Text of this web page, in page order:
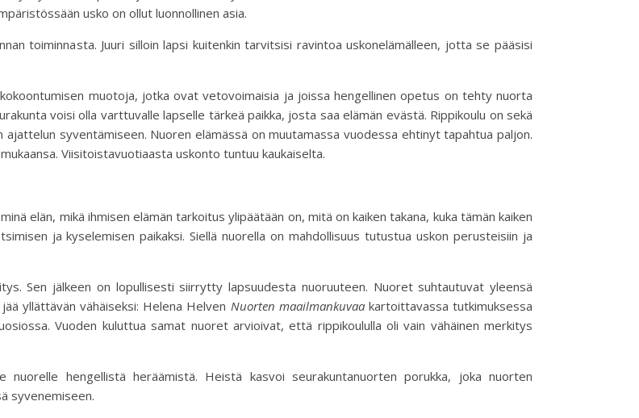
usko on ollut luonnollinen asia.
toiminnasta. Juuri silloin lapsi kuitenkin tarvitsisi ravintoa uskonelämälleen, jotta se pääsisi
muotoja, jotka ovat vetovoimaisia ja joissa hengellinen opetus on tehty nuorta
voisi olla varttuvalle lapselle tärkeä paikka, josta saa elämän evästä. Rippikoulu on sekä
syventämiseen. Nuoren elämässä on muutamassa vuodessa ehtinyt tapahtua paljon.
Viisitoistavuotiaasta uskonto tuntuu kaukaiselta.
elän, mikä ihmisen elämän tarkoitus ylipäätään on, mitä on kaiken takana, kuka tämän kaiken
ja kyselemisen paikaksi. Siellä nuorella on mahdollisuus tutustua uskon perusteisiin ja
Sen jälkeen on lopullisesti siirrytty lapsuudesta nuoruuteen. Nuoret suhtautuvat yleensä
yllättävän vähäiseksi: Helena Helven Nuorten maailmankuvaakartoittavassa tutkimuksessa
Vuoden kuluttua samat nuoret arvioivat, että rippikoululla oli vain vähäinen merkitys
hengellistä heräämistä. Heistä kasvoi seurakuntanuorten porukka, joka nuorten
syvenemiseen.